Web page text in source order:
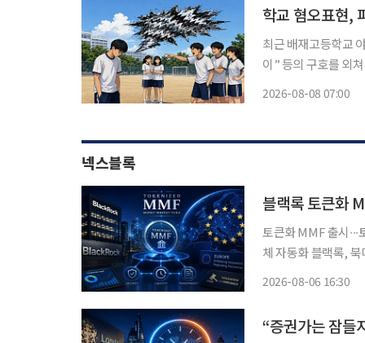
학교 혐오표현,
최근 배재고등학교
이” 등의 구호를 외
2026-08-08 07:00
넥스블록
블랙록 토큰화
토큰화 MMF 출시
체 자동화 블랙록, 북
2026-08-06 16:30
“증권가는 잠들